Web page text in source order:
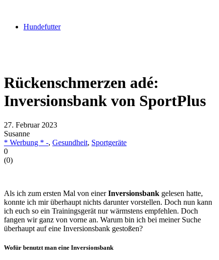
Hundefutter
Rückenschmerzen adé:
Inversionsbank von SportPlus
27. Februar 2023
Susanne
* Werbung * -, Gesundheit, Sportgeräte
0
(0)
Als ich zum ersten Mal von einerInversionsbank gelesen hatte,
konnte ich mir überhaupt nichts darunter vorstellen. Doch nun kann
ich euch so ein Trainingsgerät nur wärmstens empfehlen. Doch
fangen wir ganz von vorne an. Warum bin ich bei meiner Suche
überhaupt auf eine Inversionsbank gestoßen?
Wofür benutzt man eine Inversionsbank